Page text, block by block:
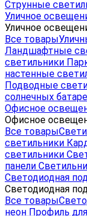
Струнные
Уличное
Уличное
Все товары
Ландшафтные
светильники
настенные
Подводные
солнечных
Офисное
Офисное
Все товары
светильники
светильники
панели
Светодиодная
Светодиодная
Все товары
неон Профиль